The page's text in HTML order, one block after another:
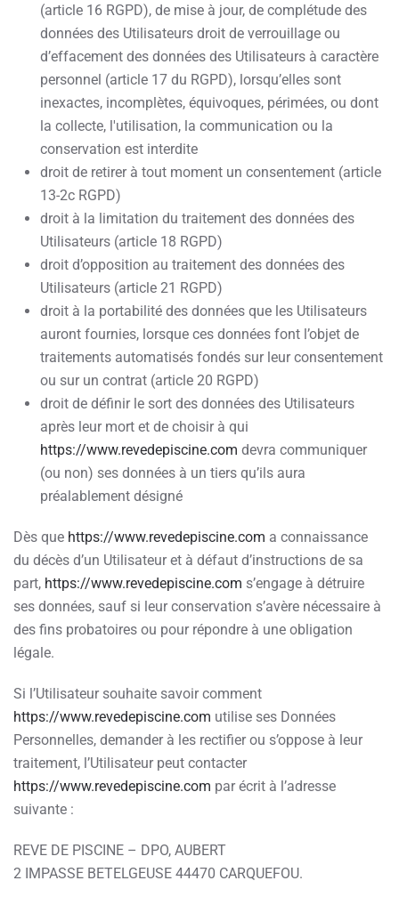
(article 16 RGPD), de mise à jour, de complétude des
données des Utilisateurs droit de verrouillage ou
d’effacement des données des Utilisateurs à caractère
personnel (article 17 du RGPD), lorsqu’elles sont
inexactes, incomplètes, équivoques, périmées, ou dont
la collecte, l'utilisation, la communication ou la
conservation est interdite
droit de retirer à tout moment un consentement (article
13-2c RGPD)
droit à la limitation du traitement des données des
Utilisateurs (article 18 RGPD)
droit d’opposition au traitement des données des
Utilisateurs (article 21 RGPD)
droit à la portabilité des données que les Utilisateurs
auront fournies, lorsque ces données font l’objet de
traitements automatisés fondés sur leur consentement
ou sur un contrat (article 20 RGPD)
droit de définir le sort des données des Utilisateurs
après leur mort et de choisir à qui
https://www.revedepiscine.com devra communiquer
(ou non) ses données à un tiers qu’ils aura
préalablement désigné
Dès que https://www.revedepiscine.com a connaissance
du décès d’un Utilisateur et à défaut d’instructions de sa
part, https://www.revedepiscine.com s’engage à détruire
ses données, sauf si leur conservation s’avère nécessaire à
des fins probatoires ou pour répondre à une obligation
légale.
Si l’Utilisateur souhaite savoir comment
https://www.revedepiscine.com utilise ses Données
Personnelles, demander à les rectifier ou s’oppose à leur
traitement, l’Utilisateur peut contacter
https://www.revedepiscine.com par écrit à l’adresse
suivante :
REVE DE PISCINE – DPO, AUBERT
2 IMPASSE BETELGEUSE 44470 CARQUEFOU.